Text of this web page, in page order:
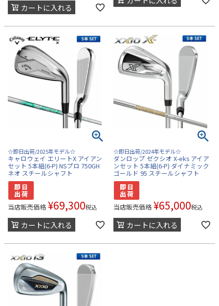
カートに入れる
☆即日出荷/2025年モデル☆
キャロウェイ エリートX アイアン
セット 5本組(6-P) NSプロ 750GH
ネオ スチールシャフト
当店販売価格 ¥69,300税込
カートに入れる
☆即日出荷/2024年モデル☆
ダンロップ ゼクシオ X-eks アイア
ンセット 5本組(6-P) ダイナミック
ゴールド 95 スチールシャフト
当店販売価格 ¥65,000税込
カートに入れる